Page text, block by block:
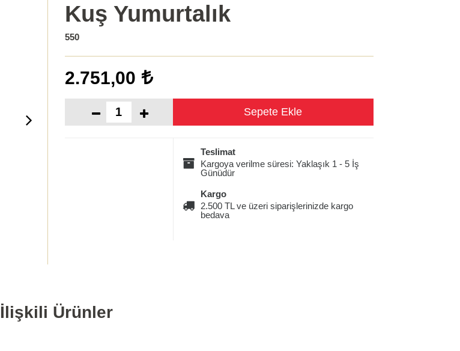
Kuş Yumurtalık
550
2.751,00
Teslimat
Kargoya verilme süresi: Yaklaşık 1 - 5 İş
Günüdür
Kargo
2.500 TL ve üzeri siparişlerinizde kargo
bedava
İlişkili Ürünler